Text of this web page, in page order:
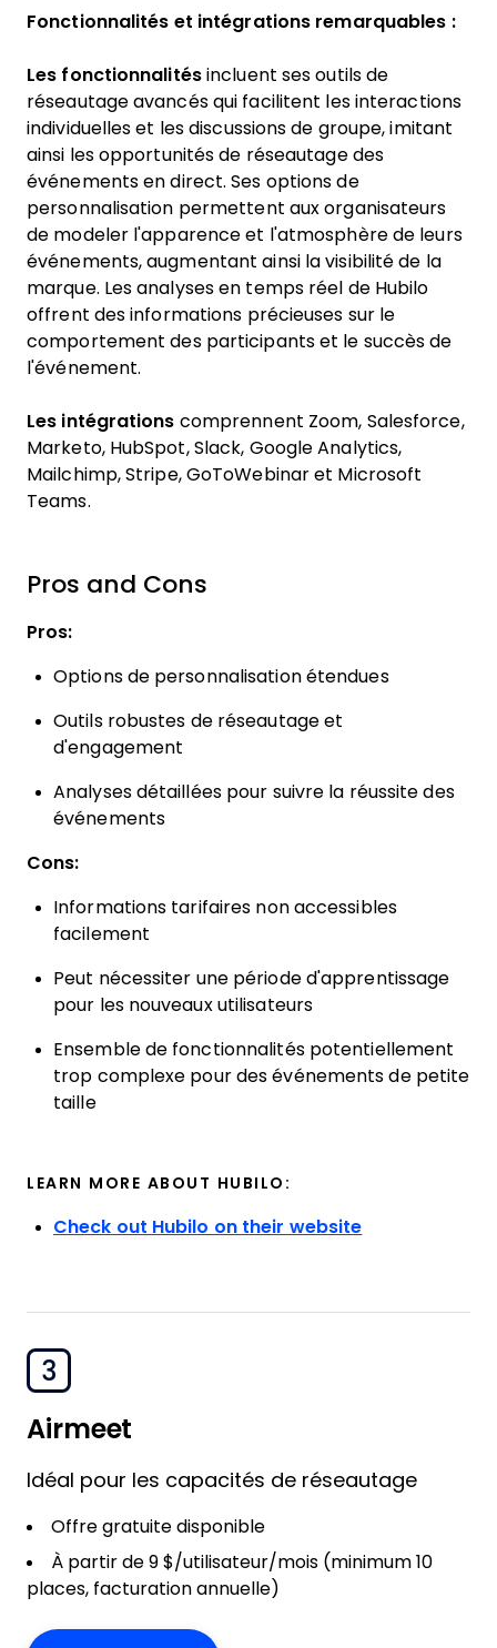
Fonctionnalités et intégrations remarquables :
Les fonctionnalitésincluent ses outils de
réseautage avancés qui facilitent les interactions
individuelles et les discussions de groupe, imitant
ainsi les opportunités de réseautage des
événements en direct. Ses options de
personnalisation permettent aux organisateurs
de modeler l'apparence et l'atmosphère de leurs
événements, augmentant ainsi la visibilité de la
marque. Les analyses en temps réel de Hubilo
offrent des informations précieuses sur le
comportement des participants et le succès de
l'événement.
Les intégrations comprennent Zoom, Salesforce,
Marketo, HubSpot, Slack, Google Analytics,
Mailchimp, Stripe, GoToWebinar et Microsoft
Teams.
Pros and Cons
Pros:
Options de personnalisation étendues
Outils robustes de réseautage et
d'engagement
Analyses détaillées pour suivre la réussite des
événements
Cons:
Informations tarifaires non accessibles
facilement
Peut nécessiter une période d'apprentissage
pour les nouveaux utilisateurs
Ensemble de fonctionnalités potentiellement
trop complexe pour des événements de petite
taille
LEARN MORE ABOUT HUBILO:
Check out Hubilo on their website
3
Airmeet
Idéal pour les capacités de réseautage
Offre gratuite disponible
À partir de 9 $/utilisateur/mois (minimum 10
places, facturation annuelle)